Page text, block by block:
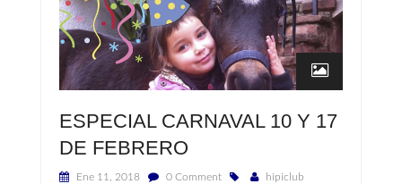
ESPECIAL CARNAVAL 10 Y 17
DE FEBRERO
Ene 11, 2018 0 Comment hipiclub